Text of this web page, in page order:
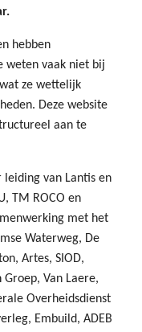
hebben
weten vaak niet bij
ze wettelijk
Deze website
aan te
van Lantis en
TM ROCO en
met het
Waterweg, De
Artes, SIOD,
Van Laere,
Overheidsdienst
Embuild, ADEB